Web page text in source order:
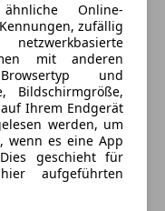
Online-
zufällig
mit anderen
und
Bildschirmgröße,
Ihrem Endgerät
werden, um
wenn es eine App
geschieht für
aufgeführten